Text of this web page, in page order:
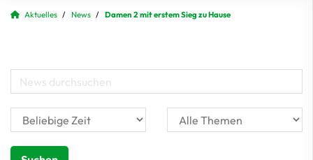
Aktuelles News Damen 2 mit erstem Sieg zu Hause